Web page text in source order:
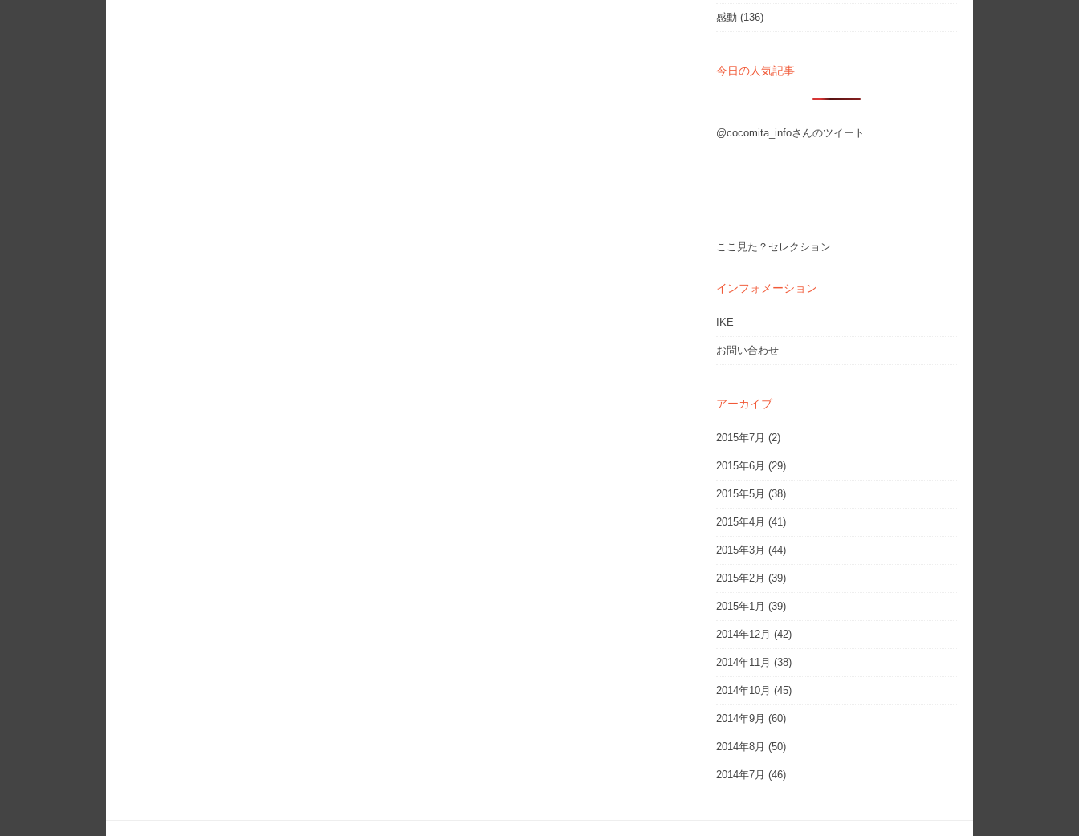
感動 (136)
今日の人気記事
@cocomita_infoさんのツイート
ここ見た？セレクション
インフォメーション
IKE
お問い合わせ
アーカイブ
2015年7月 (2)
2015年6月 (29)
2015年5月 (38)
2015年4月 (41)
2015年3月 (44)
2015年2月 (39)
2015年1月 (39)
2014年12月 (42)
2014年11月 (38)
2014年10月 (45)
2014年9月 (60)
2014年8月 (50)
2014年7月 (46)